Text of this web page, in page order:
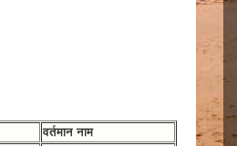
वर्तमान नाम